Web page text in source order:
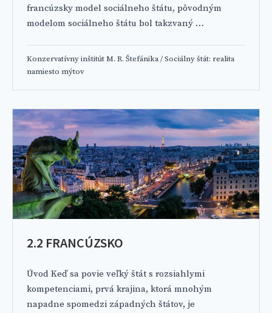
francúzsky model sociálneho štátu, pôvodným
modelom sociálneho štátu bol takzvaný …
Konzervatívny inštitút M. R. Štefánika/Sociálny štát: realita
namiesto mýtov
2.2 FRANCÚZSKO
Úvod Keď sa povie veľký štát s rozsiahlymi
kompetenciami, prvá krajina, ktorá mnohým
napadne spomedzi západných štátov, je